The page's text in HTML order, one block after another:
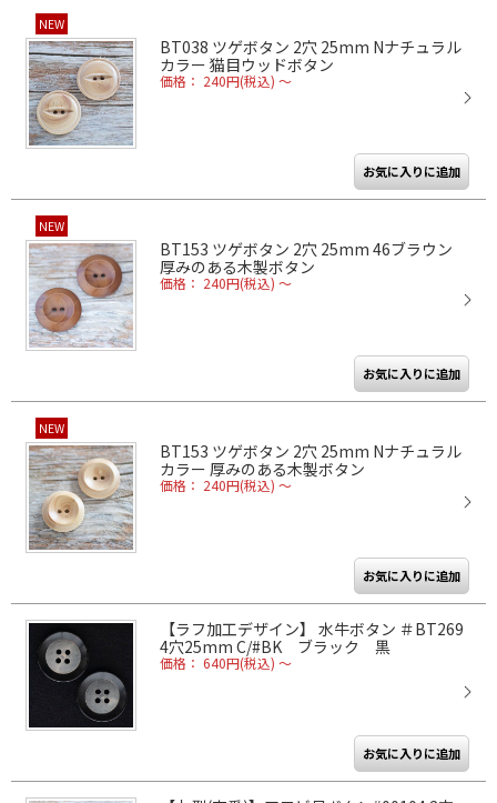
NEW
BT038 ツゲボタン 2穴 25mm Nナチュラル
カラー 猫目ウッドボタン
価格： 240円(税込) ～
NEW
BT153 ツゲボタン 2穴 25mm 46ブラウン
厚みのある木製ボタン
価格： 240円(税込) ～
NEW
BT153 ツゲボタン 2穴 25mm Nナチュラル
カラー 厚みのある木製ボタン
価格： 240円(税込) ～
【ラフ加工デザイン】 水牛ボタン ＃BT269
4穴25mm C/#BK ブラック 黒
価格： 640円(税込) ～